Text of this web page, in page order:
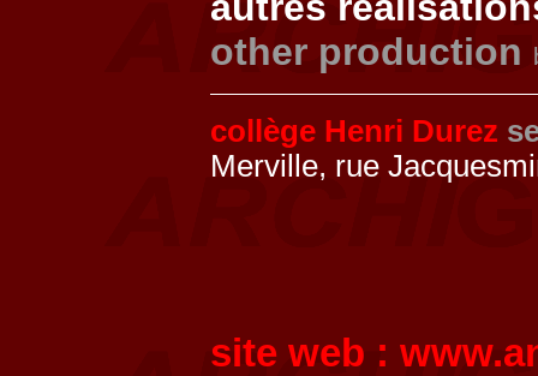
other production
collège Henri Durez
Merville, rue
site web :